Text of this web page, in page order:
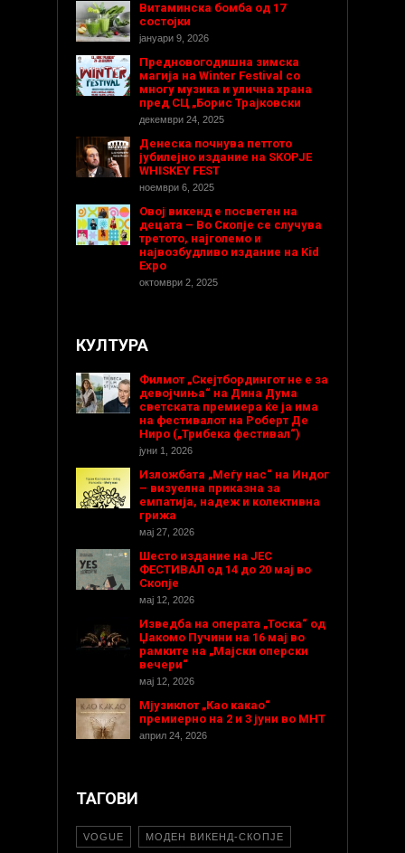
Витаминска бомба од 17
состојки
јануари 9, 2026
Предновогодишнa зимска
магија на Winter Festival со
многу музика и улична храна
пред СЦ „Борис Трајковски
декември 24, 2025
Денеска почнува петтото
јубилејно издание на SKOPJE
WHISKEY FEST
ноември 6, 2025
Овој викенд е посветен на
децата – Во Скопје се случува
третото, најголемо и
највозбудливо издание на Kid
Expo
октомври 2, 2025
КУЛТУРА
Филмот „Скејтбордингот не е за
девојчиња“ на Дина Дума
светската премиера ќе ја има
на фестивалот на Роберт Де
Ниро („Трибека фестивал“)
јуни 1, 2026
Изложбата „Меѓу нас“ на Индог
– визуелна приказна за
емпатија, надеж и колективна
грижа
мај 27, 2026
Шесто издание на ЈЕС
ФЕСТИВАЛ од 14 до 20 мај во
Скопје
мај 12, 2026
Изведба на операта „Тоска“ од
Џакомо Пучини на 16 мај во
рамките на „Мајски оперски
вечери“
мај 12, 2026
Мјузиклот „Као какао“
премиерно на 2 и 3 јуни во МНТ
април 24, 2026
ТАГОВИ
VOGUE МОДЕН ВИКЕНД-СКОПЈЕ